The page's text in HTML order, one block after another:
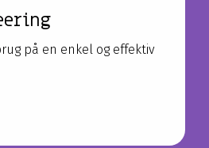
på en enkel og effektiv